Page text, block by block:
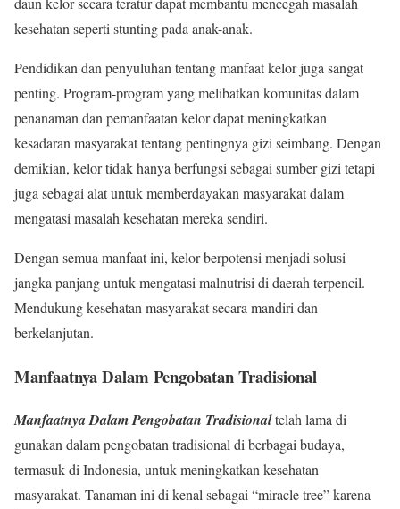
kesehatan seperti stunting pada anak-anak.
Pendidikan dan penyuluhan tentang manfaat kelor juga sangat
penting. Program-program yang melibatkan komunitas dalam
penanaman dan pemanfaatan kelor dapat meningkatkan
kesadaran masyarakat tentang pentingnya gizi seimbang. Dengan
demikian, kelor tidak hanya berfungsi sebagai sumber gizi tetapi
juga sebagai alat untuk memberdayakan masyarakat dalam
mengatasi masalah kesehatan mereka sendiri.
Dengan semua manfaat ini, kelor berpotensi menjadi solusi
jangka panjang untuk mengatasi malnutrisi di daerah terpencil.
Mendukung kesehatan masyarakat secara mandiri dan
berkelanjutan.
Manfaatnya Dalam Pengobatan Tradisional
Manfaatnya Dalam Pengobatan Tradisionaltelah lama di
gunakan dalam pengobatan tradisional di berbagai budaya,
termasuk di Indonesia, untuk meningkatkan kesehatan
masyarakat. Tanaman ini di kenal sebagai “miracle tree” karena